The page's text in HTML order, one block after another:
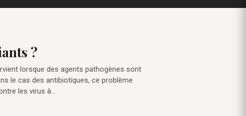
?
lorsque des agents pathogènes sont
le cas des antibiotiques, ce problème
les virus à…